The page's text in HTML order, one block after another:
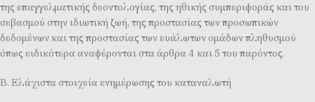
της επαγγελματικής δεοντολογίας, της ηθικής συμπεριφοράς και του
σεβασμού στην ιδιωτική ζωή, της προστασίας των προσωπικών
δεδομένων και της προστασίας των ευάλωτων ομάδων πληθυσμού
όπως ειδικότερα αναφέρονται στα άρθρα 4 και 5 του παρόντος.
Β. Ελάχιστα στοιχεία ενημέρωσης του καταναλωτή